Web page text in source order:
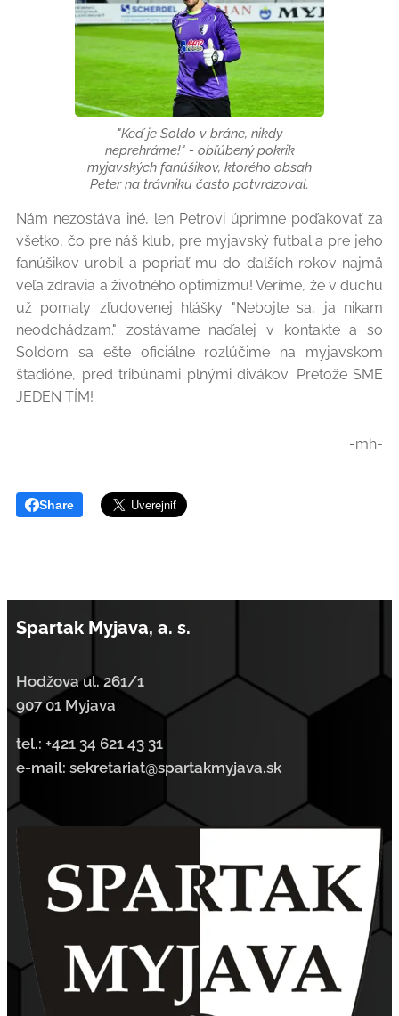
"Keď je Soldo v bráne, nikdy
neprehráme!" - obľúbený pokrik
myjavských fanúšikov, ktorého obsah
Peter na trávniku často potvrdzoval.
Nám nezostáva iné, len Petrovi úprimne poďakovať za
všetko, čo pre náš klub, pre myjavský futbal a pre jeho
fanúšikov urobil a popriať mu do ďalších rokov najmä
veľa zdravia a životného optimizmu! Veríme, že v duchu
už pomaly zľudovenej hlášky "Nebojte sa, ja nikam
neodchádzam." zostávame naďalej v kontakte a so
Soldom sa ešte oficiálne rozlúčime na myjavskom
štadióne, pred tribúnami plnými divákov. Pretože SME
JEDEN TÍM!
-mh-
Share
Spartak Myjava, a. s.
Hodžova ul. 261/1
907 01 Myjava
tel.: +421 34 621 43 31
e-mail: sekretariat@spartakmyjava.sk